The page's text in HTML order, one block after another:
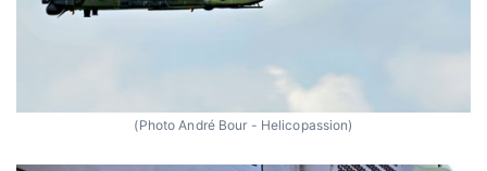
(Photo André Bour - Helicopassion)